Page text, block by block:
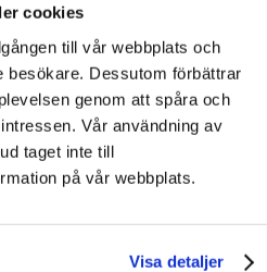
cookies
till vår webbplats och
besökare. Dessutom förbättrar
genom att spåra och
Vår användning av
taget inte till
på vår webbplats.
Visa detaljer
125CC 2026 SKRIV UT
Klubb Team
CEC RACING